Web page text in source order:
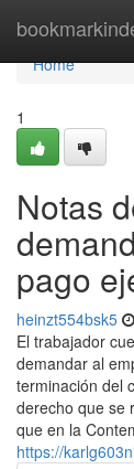
Home
Home
1
Notas
pago
heinzt554bsk5
El trabajador
demandar al
terminación del
derecho que se
que en la
https://